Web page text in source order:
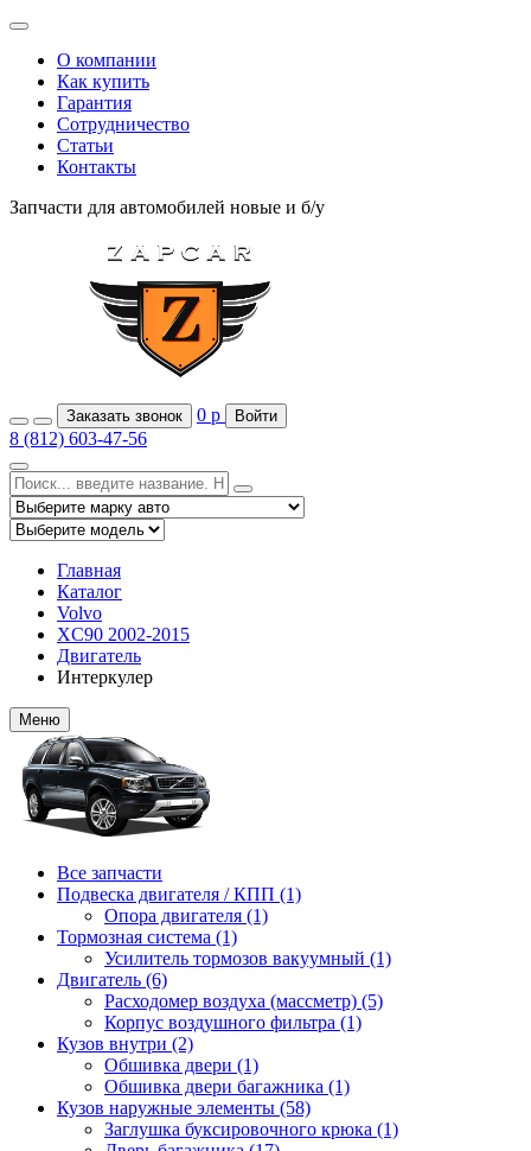
О компании
Как купить
Гарантия
Сотрудничество
Статьи
Контакты
Запчасти для автомобилей новые и б/у
Заказать звонок 0 р Войти
8 (812) 603-47-56
Главная
Каталог
Volvo
XC90 2002-2015
Двигатель
Интеркулер
Меню
Все запчасти
Подвеска двигателя / КПП (1)
Опора двигателя (1)
Тормозная система (1)
Усилитель тормозов вакуумный (1)
Двигатель (6)
Расходомер воздуха (массметр) (5)
Корпус воздушного фильтра (1)
Кузов внутри (2)
Обшивка двери (1)
Обшивка двери багажника (1)
Кузов наружные элементы (58)
Заглушка буксировочного крюка (1)